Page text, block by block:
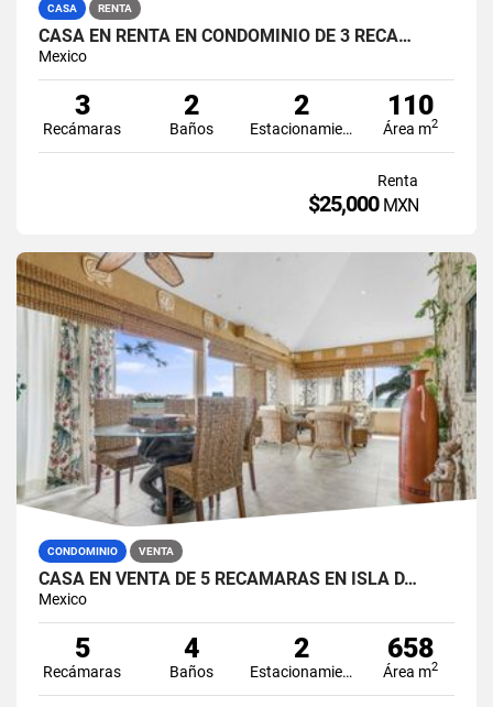
CASA RENTA
CASA EN RENTA EN CONDOMINIO DE 3 RECÁ…
Mexico
3
Recámaras
2
Baños
2
Estacionamiento
110
Área m2
Renta
$25,000 MXN
CONDOMINIO VENTA
CASA EN VENTA DE 5 RECÁMARAS EN ISLA D…
Mexico
5
Recámaras
4
Baños
2
Estacionamiento
658
Área m2